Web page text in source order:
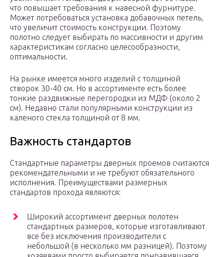
что повышает требования к навесной фурнитуре.
Может потребоваться установка добавочных петель,
что увеличит стоимость конструкции. Поэтому
полотно следует выбирать по массивности и другим
характеристикам согласно целесообразности,
оптимальности.
На рынке имеется много изделий с толщиной
створок 30-40 см. Но в ассортименте есть более
тонкие раздвижные перегородки из МДФ (около 2
см). Недавно стали популярными конструкции из
каленого стекла толщиной от 8 мм.
Важность стандартов
Стандартные параметры дверных проемов считаются
рекомендательными и не требуют обязательного
исполнения. Преимуществами размерных
стандартов прохода являются:
Широкий ассортимент дверных полотен
стандартных размеров, которые изготавливают
все без исключения производители с
небольшой (в несколько мм разницей). Поэтому